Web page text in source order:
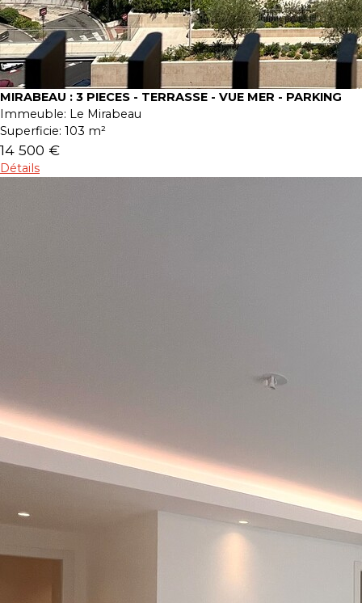
MIRABEAU : 3 PIECES - TERRASSE - VUE MER - PARKING
Immeuble: Le Mirabeau
Superficie: 103 m²
14 500 €
Détails